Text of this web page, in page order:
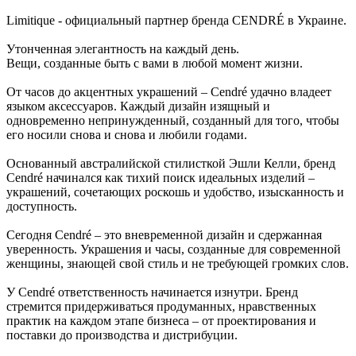
Limitique - официальный партнер бренда CENDRÉ в Украине.
Утонченная элегантность на каждый день.
Вещи, созданные быть с вами в любой момент жизни.
От часов до акцентных украшений – Cendré удачно владеет
языком аксессуаров. Каждый дизайн изящный и
одновременно непринужденный, созданный для того, чтобы
его носили снова и снова и любили годами.
Основанный австралийской стилисткой Эшли Келли, бренд
Cendré начинался как тихий поиск идеальных изделий –
украшений, сочетающих роскошь и удобство, изысканность и
доступность.
Сегодня Cendré – это вневременной дизайн и сдержанная
уверенность. Украшения и часы, созданные для современной
женщины, знающей свой стиль и не требующей громких слов.
У Cendré ответственность начинается изнутри. Бренд
стремится придерживаться продуманных, нравственных
практик на каждом этапе бизнеса – от проектирования и
поставки до производства и дистрибуции.